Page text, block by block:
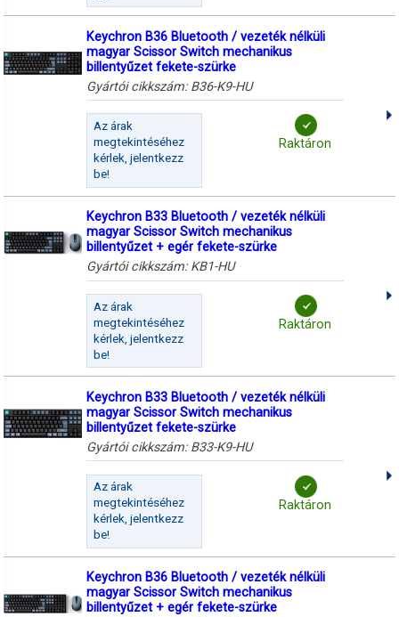
Keychron B36 Bluetooth / vezeték nélküli
magyar Scissor Switch mechanikus
billentyűzet fekete-szürke
Gyártói cikkszám: B36-K9-HU
Az árak
megtekintéséhez
kérlek, jelentkezz
be!
Raktáron
Keychron B33 Bluetooth / vezeték nélküli
magyar Scissor Switch mechanikus
billentyűzet + egér fekete-szürke
Gyártói cikkszám: KB1-HU
Az árak
megtekintéséhez
kérlek, jelentkezz
be!
Raktáron
Keychron B33 Bluetooth / vezeték nélküli
magyar Scissor Switch mechanikus
billentyűzet fekete-szürke
Gyártói cikkszám: B33-K9-HU
Az árak
megtekintéséhez
kérlek, jelentkezz
be!
Raktáron
Keychron B36 Bluetooth / vezeték nélküli
magyar Scissor Switch mechanikus
billentyűzet + egér fekete-szürke